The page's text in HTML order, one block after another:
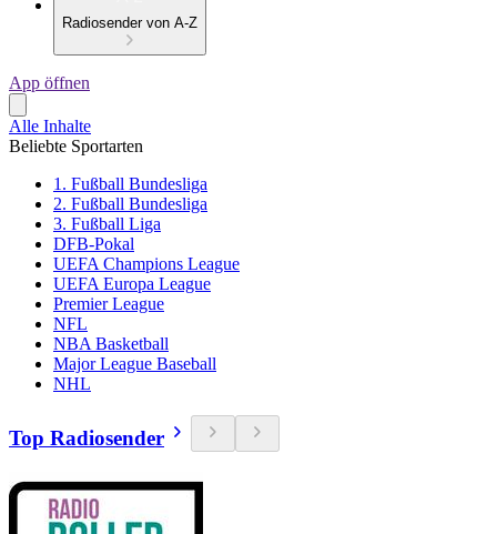
Radiosender von A-Z
App öffnen
Alle Inhalte
Beliebte Sportarten
1. Fußball Bundesliga
2. Fußball Bundesliga
3. Fußball Liga
DFB-Pokal
UEFA Champions League
UEFA Europa League
Premier League
NFL
NBA Basketball
Major League Baseball
NHL
Top Radiosender